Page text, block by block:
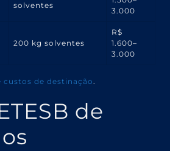
solventes
3.000
200 kg solventes
R$
1.600–
3.000
de destinação.
de